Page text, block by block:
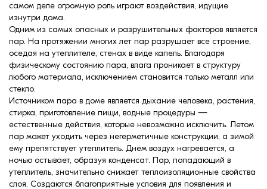
самом деле огромную роль играют воздействия, идущие
изнутри дома.
Одним из самых опасных и разрушительных факторов является
пар. На протяжении многих лет пар разрушает все строение,
оседая на утеплителе, стенах в виде капель. Благодаря
физическому состоянию пара, влага проникает в структуру
любого материала, исключением становится только металл или
стекло.
Источником пара в доме является дыхание человека, растения,
стирка, приготовление пищи, водные процедуры —
естественные действия, которые невозможно исключить. Летом
пар может уходить через негерметичные конструкции, а зимой
ему препятствует утеплитель. Днем воздух нагревается, а
ночью остывает, образуя конденсат. Пар, попадающий в
утеплитель, значительно снижает теплоизоляционные свойства
слоя. Создаются благоприятные условия для появления и